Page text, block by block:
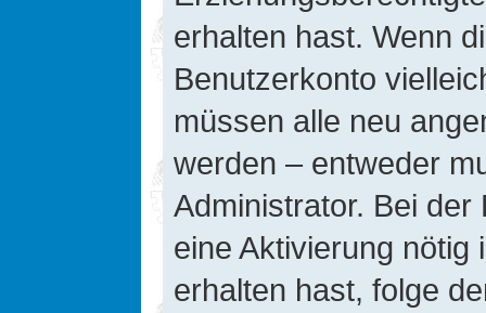
erhalten hast. Wenn
Benutzerkonto
müssen alle neu
werden – entweder
Administrator. Bei
eine Aktivierung nötig
erhalten hast, folge